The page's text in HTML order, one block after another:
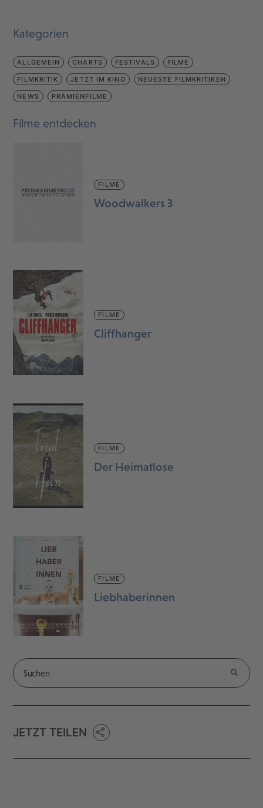
Kategorien
ALLGEMEIN CHARTS FESTIVALS FILME
FILMKRITIK JETZT IM KINO NEUESTE FILMKRITIKEN
NEWS PRÄMIENFILME
Filme entdecken
FILME
Woodwalkers 3
FILME
Cliffhanger
FILME
Der Heimatlose
FILME
Liebhaberinnen
JETZT TEILEN